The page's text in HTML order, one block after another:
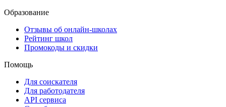
Образование
Отзывы об онлайн-школах
Рейтинг школ
Промокоды и скидки
Помощь
Для соискателя
Для работодателя
API сервиса